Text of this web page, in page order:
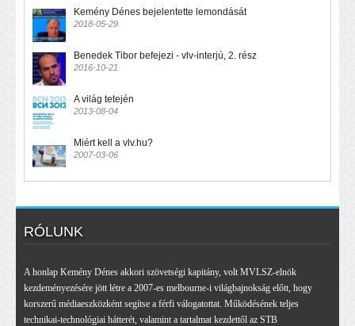
Kemény Dénes bejelentette lemondását
2018-05-29
Benedek Tibor befejezi - vlv-interjú, 2. rész
2016-10-21
A világ tetején
2013-08-04
Miért kell a vlv.hu?
2007-03-06
RÓLUNK
A honlap Kemény Dénes akkori szövetségi kapitány, volt MVLSZ-elnök
kezdeményezésére jött létre a 2007-es melbourne-i világbajnokság előtt, hogy
korszerű médiaeszközként segítse a férfi válogatottat. Működésének teljes
technikai-technológiai hátterét, valamint a tartalmat kezdettől az STB